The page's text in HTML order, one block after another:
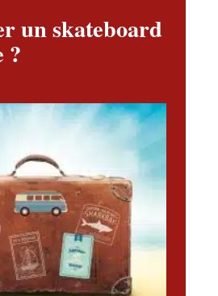
un skateboard
?